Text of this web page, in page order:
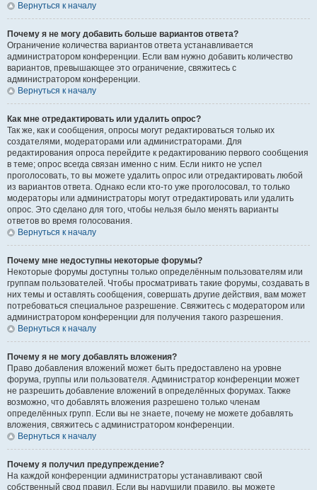
Вернуться к началу
Почему я не могу добавить больше вариантов ответа?
Ограничение количества вариантов ответа устанавливается
администратором конференции. Если вам нужно добавить количество
вариантов, превышающее это ограничение, свяжитесь с
администратором конференции.
Вернуться к началу
Как мне отредактировать или удалить опрос?
Так же, как и сообщения, опросы могут редактироваться только их
создателями, модераторами или администраторами. Для
редактирования опроса перейдите к редактированию первого сообщения
в теме; опрос всегда связан именно с ним. Если никто не успел
проголосовать, то вы можете удалить опрос или отредактировать любой
из вариантов ответа. Однако если кто-то уже проголосовал, то только
модераторы или администраторы могут отредактировать или удалить
опрос. Это сделано для того, чтобы нельзя было менять варианты
ответов во время голосования.
Вернуться к началу
Почему мне недоступны некоторые форумы?
Некоторые форумы доступны только определённым пользователям или
группам пользователей. Чтобы просматривать такие форумы, создавать в
них темы и оставлять сообщения, совершать другие действия, вам может
потребоваться специальное разрешение. Свяжитесь с модератором или
администратором конференции для получения такого разрешения.
Вернуться к началу
Почему я не могу добавлять вложения?
Право добавления вложений может быть предоставлено на уровне
форума, группы или пользователя. Администратор конференции может
не разрешить добавление вложений в определённых форумах. Также
возможно, что добавлять вложения разрешено только членам
определённых групп. Если вы не знаете, почему не можете добавлять
вложения, свяжитесь с администратором конференции.
Вернуться к началу
Почему я получил предупреждение?
На каждой конференции администраторы устанавливают свой
собственный свод правил. Если вы нарушили правило, вы можете